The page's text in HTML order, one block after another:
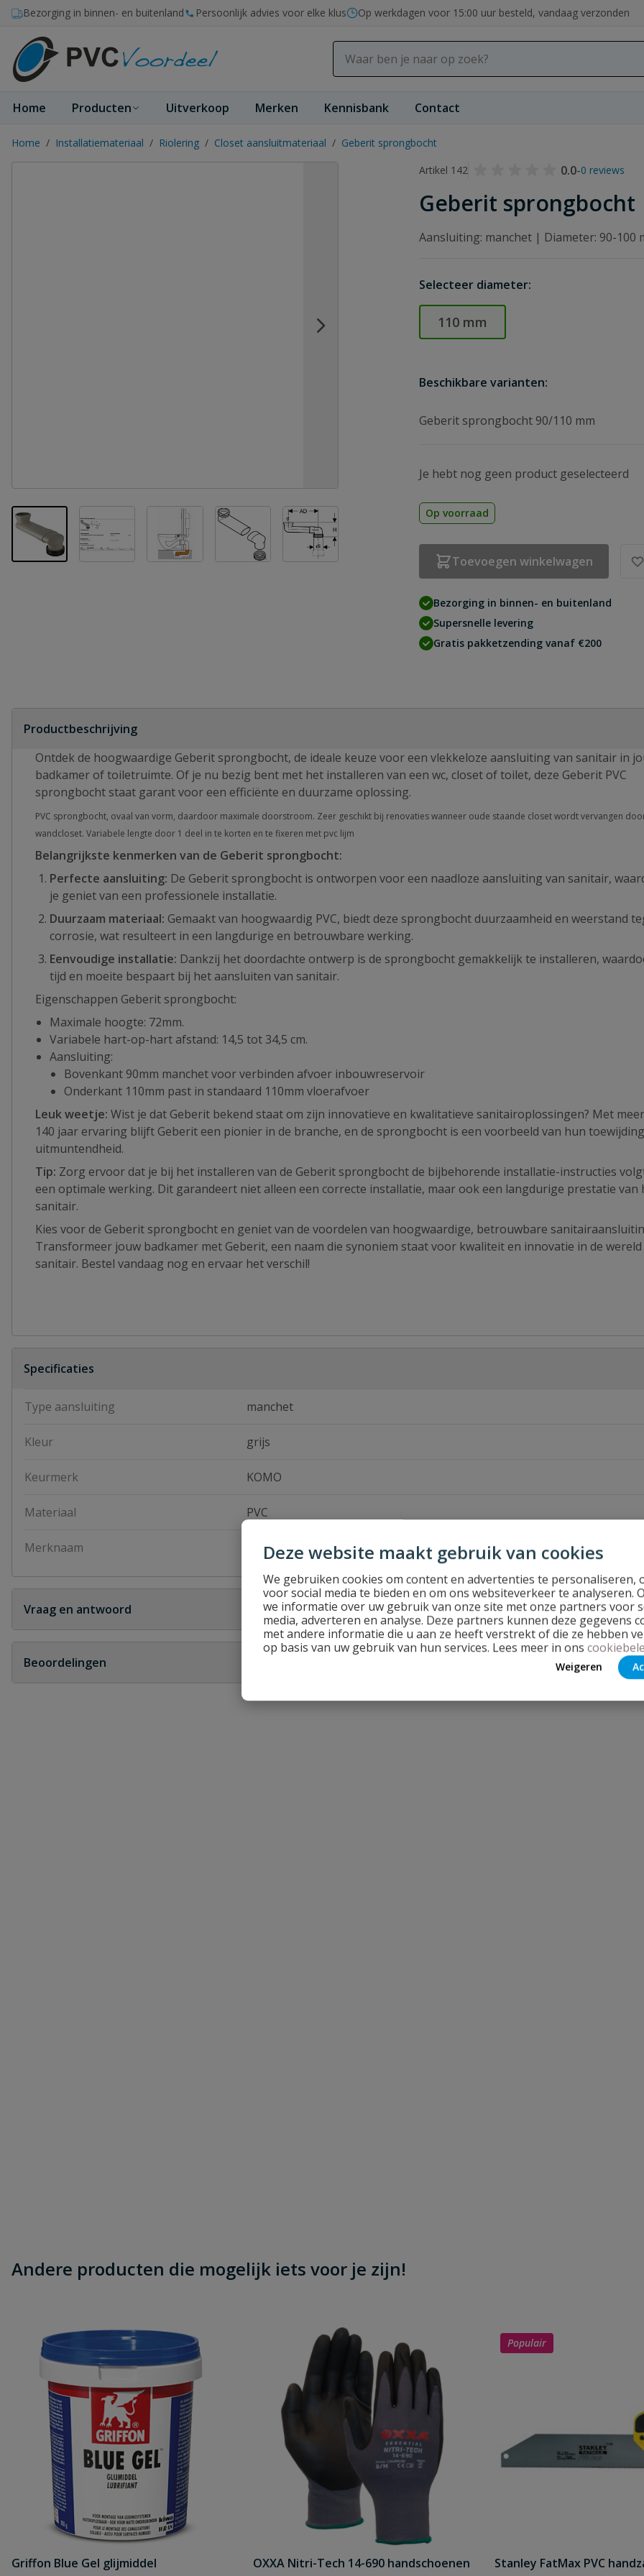
Deze website maakt gebruik van cookies
We gebruiken cookies om content en advertenties te personaliseren,
voor social media te bieden en om ons websiteverkeer te analyseren.
we informatie over uw gebruik van onze site met onze partners voor
media, adverteren en analyse. Deze partners kunnen deze gegevens
met andere informatie die u aan ze heeft verstrekt of die ze hebben
op basis van uw gebruik van hun services. Lees meer in ons
Weigeren
Ga naar de inhoud
Bezorging in binnen- en buitenland Persoonlijk advies voor elke klus Op werkdagen voor 15:00 uur besteld, vandaag verzonden
Home Producten Uitverkoop Merken Kennisbank Contact
Home / Installatiemateriaal / Riolering / Closet aansluitmateriaal / Geberit sprongbocht
Artikel 142
0.0-0 reviews
Geberit sprongbocht
View larger imageView larger imageView larger imageView larger imageView larger image
Aansluiting: manchet | Diameter: 90-100
Selecteer diameter:
110 mm
Beschikbare varianten:
Geberit sprongbocht 90/110 mm
Je hebt nog geen product geselecteerd
Op voorraad
Toevoegen winkelwagen
Bezorging in binnen- en buitenland
Supersnelle levering
Gratis pakketzending vanaf €200
Productbeschrijving
Ontdek de hoogwaardige Geberit sprongbocht, de ideale keuze voor een vlekkeloze aansluiting van sanitair in
badkamer of toiletruimte. Of je nu bezig bent met het installeren van een wc, closet of toilet, deze Geberit PVC
sprongbocht staat garant voor een efficiënte en duurzame oplossing.
PVC sprongbocht, ovaal van vorm, daardoor maximale doorstroom. Zeer geschikt bij renovaties wanneer oude staande closet wordt vervangen
wandcloset. Variabele lengte door 1 deel in te korten en te fixeren met pvc lijm
Belangrijkste kenmerken van de Geberit sprongbocht:
Perfecte aansluiting: De Geberit sprongbocht is ontworpen voor een naadloze aansluiting van sanitair,
je geniet van een professionele installatie.
Duurzaam materiaal: Gemaakt van hoogwaardig PVC, biedt deze sprongbocht duurzaamheid en weerstand
corrosie, wat resulteert in een langdurige en betrouwbare werking.
Eenvoudige installatie: Dankzij het doordachte ontwerp is de sprongbocht gemakkelijk te installeren,
tijd en moeite bespaart bij het aansluiten van sanitair.
Eigenschappen Geberit sprongbocht:
Maximale hoogte: 72mm.
Variabele hart-op-hart afstand: 14,5 tot 34,5 cm.
Aansluiting:
Bovenkant 90mm manchet voor verbinden afvoer inbouwreservoir
Onderkant 110mm past in standaard 110mm vloerafvoer
Leuk weetje: Wist je dat Geberit bekend staat om zijn innovatieve en kwalitatieve sanitairoplossingen? Met
140 jaar ervaring blijft Geberit een pionier in de branche, en de sprongbocht is een voorbeeld van hun
uitmuntendheid.
Tip: Zorg ervoor dat je bij het installeren van de Geberit sprongbocht de bijbehorende installatie-instructies
een optimale werking. Dit garandeert niet alleen een correcte installatie, maar ook een langdurige prestatie van
sanitair.
Kies voor de Geberit sprongbocht en geniet van de voordelen van hoogwaardige, betrouwbare
Transformeer jouw badkamer met Geberit, een naam die synoniem staat voor kwaliteit en innovatie in de wereld
sanitair. Bestel vandaag nog en ervaar het verschil!
Specificaties
Type aansluiting manchet
Kleur grijs
Keurmerk KOMO
Materiaal PVC
Merknaam Geberit
Vraag en antwoord
Hallo
Beoordelingen
Andere producten die mogelijk iets voor je zijn!
Griffon Blue Gel glijmiddel OXXA Nitri-Tech 14-690 handschoenen
Populair
Stanley FatMax PVC